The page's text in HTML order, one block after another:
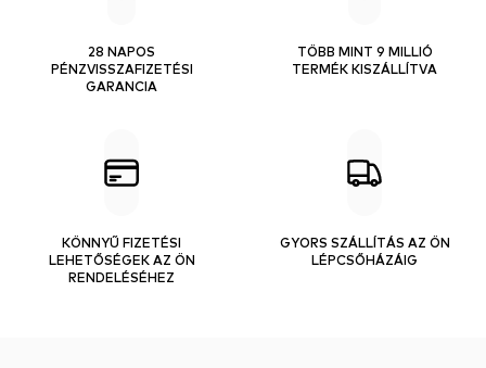
28 NAPOS
PÉNZVISSZAFIZETÉSI
GARANCIA
TÖBB MINT 9 MILLIÓ
TERMÉK KISZÁLLÍTVA
KÖNNYŰ FIZETÉSI
LEHETŐSÉGEK AZ ÖN
RENDELÉSÉHEZ
GYORS SZÁLLÍTÁS AZ ÖN
LÉPCSŐHÁZÁIG